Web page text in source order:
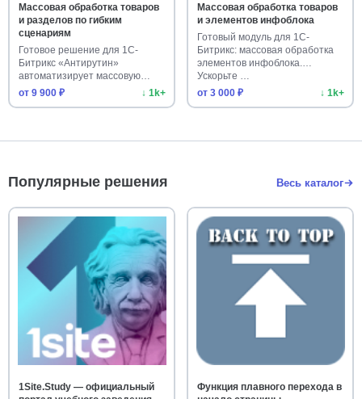
Массовая обработка товаров
и разделов по гибким
сценариям
Готовое решение для 1С-
Битрикс «Антирутин»
автоматизирует массовую
обработку тов…
от 9 900 ₽ ↓ 1k+
Массовая обработка товаров
и элементов инфоблока
Готовый модуль для 1С-
Битрикс: массовая обработка
элементов инфоблока.
Ускорьте …
от 3 000 ₽
↓ 1k+
Популярные решения Весь каталог
1Site.Study — официальный
Функция плавного перехода в